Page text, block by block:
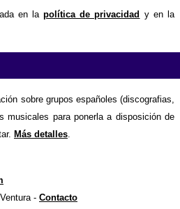
en lapolítica de privacidad y en la
sobre grupos españoles (discografias,
musicales para ponerla a disposición de
Más detalles.
- Contacto